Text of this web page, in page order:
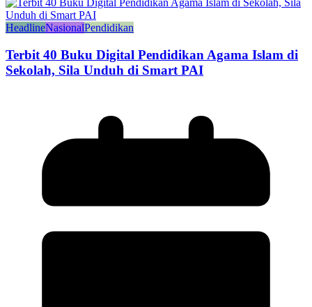
HeadlineNasionalPendidikan
Terbit 40 Buku Digital Pendidikan Agama Islam di
Sekolah, Sila Unduh di Smart PAI